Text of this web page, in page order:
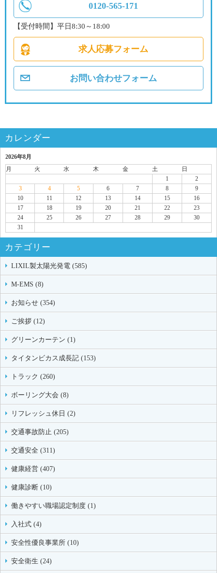
0120-565-171
【受付時間】平日8:30～18:00
求人応募フォーム
お問い合わせフォーム
カレンダー
2026年8月
月
火 水 木 金 土
日
1
2
3
4 5 6 7 8
9
10
11 12 13 14 15
16
17
18 19 20 21 22
23
24
25 26 27 28 29
30
31
カテゴリー
LIXIL製太陽光発電 (585)
M-EMS (8)
お知らせ (354)
ご挨拶 (12)
グリーンカーテン (1)
タイタンビカス成長記 (153)
トラック (260)
ボーリング大会 (8)
リフレッシュ休日 (2)
交通事故防止 (205)
交通安全 (311)
健康経営 (407)
健康診断 (10)
働きやすい職場認定制度 (1)
入社式 (4)
安全性優良事業所 (10)
安全衛生 (24)